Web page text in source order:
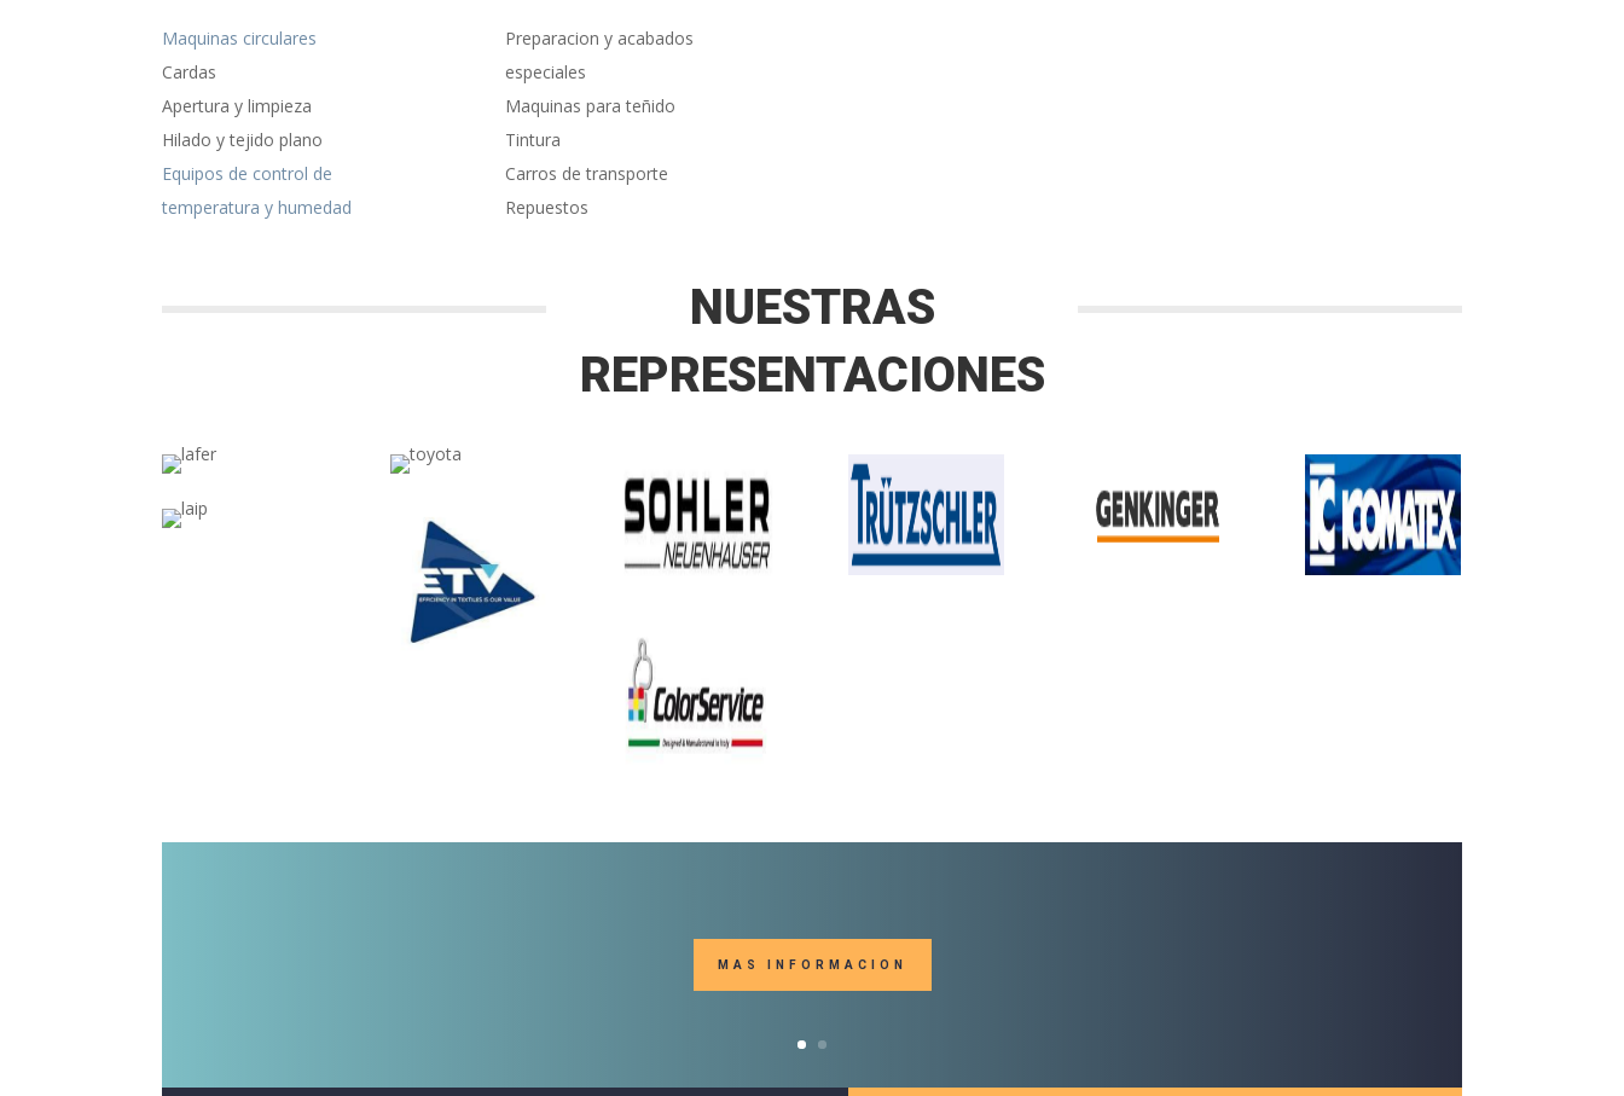
Maquinas circulares
Cardas
Apertura y limpieza
Hilado y tejido plano
Equipos de control de
temperatura y humedad
Preparacion y acabados
especiales
Maquinas para teñido
Tintura
Carros de transporte
Repuestos
NUESTRAS
REPRESENTACIONES
MAS INFORMACION